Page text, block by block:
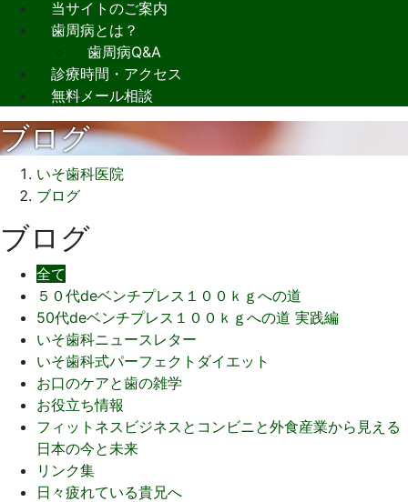
当サイトのご案内
歯周病とは？
歯周病Q&A
診療時間・アクセス
無料メール相談
ブログ
いそ歯科医院
ブログ
ブログ
全て
５０代deベンチプレス１００ｋｇへの道
50代deベンチプレス１００ｋｇへの道 実践編
いそ歯科ニュースレター
いそ歯科式パーフェクトダイエット
お口のケアと歯の雑学
お役立ち情報
フィットネスビジネスとコンビニと外食産業から見える
日本の今と未来
リンク集
日々疲れている貴兄へ